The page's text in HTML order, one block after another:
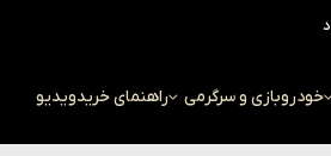
خودروبازی و سرگرمی راهنمای خریدویدیو